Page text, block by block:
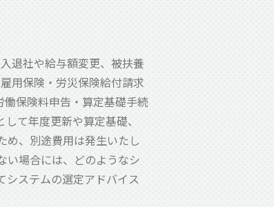
退社や給与額変更、被扶養
用保険・労災保険給付請求
保険料申告・算定基礎手続
て年度更新や算定基礎、
め、別途費用は発生いたし
い場合には、どのようなシ
システムの選定アドバイス